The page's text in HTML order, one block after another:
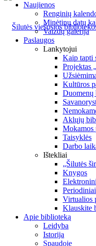
Naujienos
Renginių
Minėtinų datų
Vaizdų galerija
Paslaugos
Lankytojui
Kaip tapti
Projektas
Kultūros
Duomenų
Aklųjų
Mokamos
Taisyklės
Darbo
Ištekliai
„Šilutės
Knygos
Virtualios
Klauskite
Apie biblioteką
Leidyba
Istorija
Spaudoje